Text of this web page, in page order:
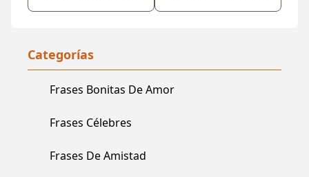
Categorías
Frases Bonitas De Amor
Frases Célebres
Frases De Amistad
Nunca Pensamos En
Lo Que Tenemos, Solo
Falta.